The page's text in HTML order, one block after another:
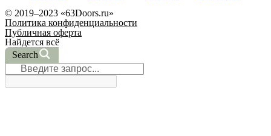
© 2019–2023 «63Doors.ru»
Политика конфиденциальности
Публичная оферта
Найдется всё
Search